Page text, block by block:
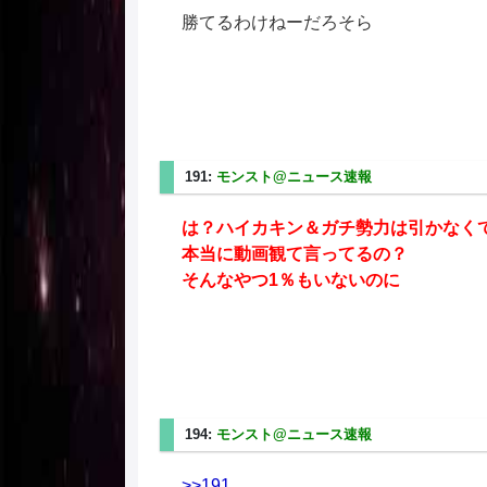
勝てるわけねーだろそら
191: モンスト@ニュース速報
は？ハイカキン＆ガチ勢力は引かなく
本当に動画観て言ってるの？
そんなやつ1％もいないのに
194: モンスト@ニュース速報